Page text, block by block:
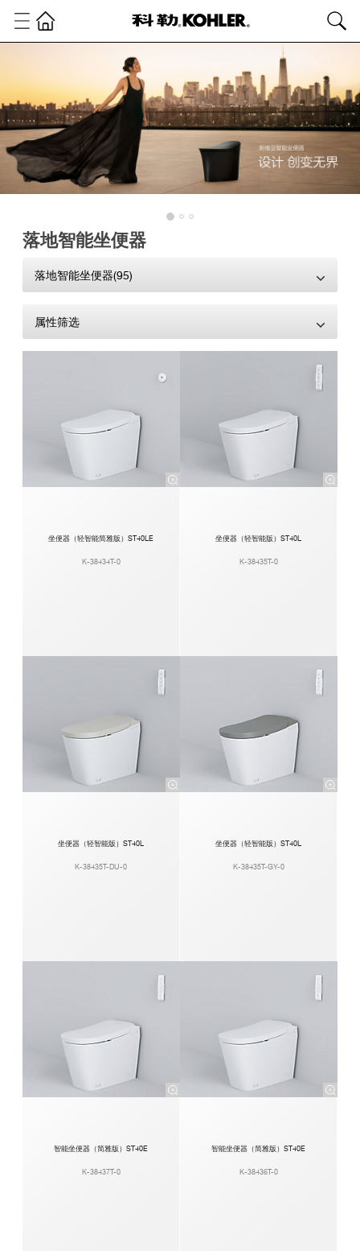
落地智能坐便器
落地智能坐便器(95)
属性筛选
坐便器（轻智能简雅版）ST40LE
K-38434T-0
坐便器（轻智能版）ST40L
K-38435T-0
坐便器（轻智能版）ST40L
K-38435T-DU-0
坐便器（轻智能版）ST40L
K-38435T-GY-0
智能坐便器（简雅版）ST40E
K-38437T-0
智能坐便器（简雅版）ST40E
K-38436T-0